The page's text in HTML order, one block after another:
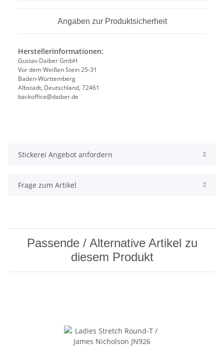
Angaben zur Produktsicherheit
Herstellerinformationen:
Gustav Daiber GmbH
Vor dem Weißen Stein 25-31
Baden-Württemberg
Albstadt, Deutschland, 72461
backoffice@daiber.de
Stickerei Angebot anfordern
Frage zum Artikel
Passende / Alternative Artikel zu
diesem Produkt